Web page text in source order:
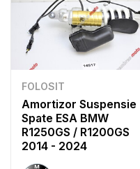
FOLOSIT
Amortizor Suspensie
Spate ESA BMW
R1250GS / R1200GS
2014 - 2024